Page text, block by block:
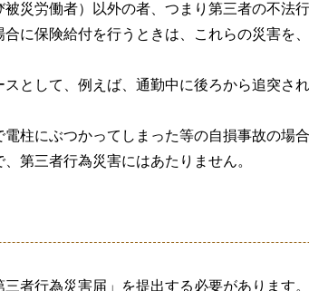
災労働者）以外の者、つまり第三者の不法
に保険給付を行うときは、これらの災害を
として、例えば、通勤中に後ろから追突さ
柱にぶつかってしまった等の自損事故の場
第三者行為災害にはあたりません。
者行為災害届」を提出する必要があります。